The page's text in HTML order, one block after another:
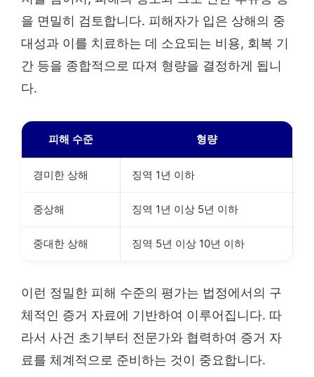
을 면밀히 검토합니다. 피해자가 입은 상해의 중
대성과 이를 치료하는 데 소요되는 비용, 회복 기
간 등을 종합적으로 따져 형량을 결정하게 됩니
다.
피해 수준 형량
경미한 상해 징역 1년 이하
중상해 징역 1년 이상 5년 이하
중대한 상해 징역 5년 이상 10년 이하
이런 정밀한 피해 수준의 평가는 법정에서의 구
체적인 증거 자료에 기반하여 이루어집니다. 따
라서 사건 초기부터 전문가와 협력하여 증거 자
료를 체계적으로 준비하는 것이 중요합니다.